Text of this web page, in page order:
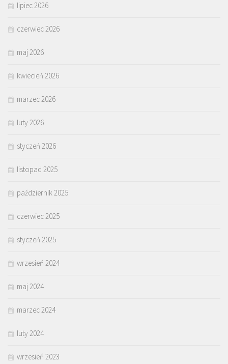
lipiec 2026
czerwiec 2026
maj 2026
kwiecień 2026
marzec 2026
luty 2026
styczeń 2026
listopad 2025
październik 2025
czerwiec 2025
styczeń 2025
wrzesień 2024
maj 2024
marzec 2024
luty 2024
wrzesień 2023